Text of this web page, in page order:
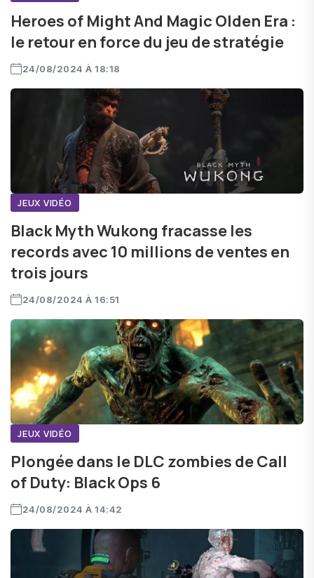
Heroes of Might And Magic Olden Era :
le retour en force du jeu de stratégie
24/08/2024 À 18:18
JEUX VIDÉO
Black Myth Wukong fracasse les
records avec 10 millions de ventes en
trois jours
24/08/2024 À 16:51
JEUX VIDÉO
Plongée dans le DLC zombies de Call
of Duty: Black Ops 6
24/08/2024 À 14:42